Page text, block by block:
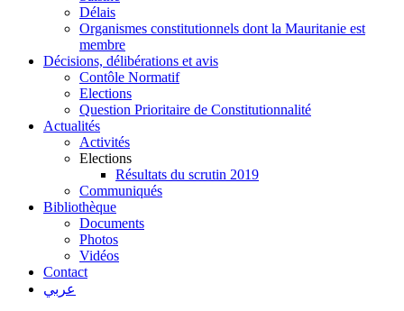
Délais
Organismes constitutionnels dont la Mauritanie est
membre
Décisions, délibérations et avis
Contôle Normatif
Elections
Question Prioritaire de Constitutionnalité
Actualités
Activités
Elections
Résultats du scrutin 2019
Communiqués
Bibliothèque
Documents
Photos
Vidéos
Contact
عربي